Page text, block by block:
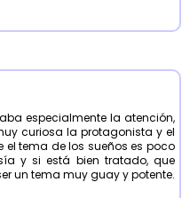
especialmente la atención,
curiosa la protagonista y el
el tema de los sueños es poco
y si está bien tratado, que
un tema muy guay y potente.